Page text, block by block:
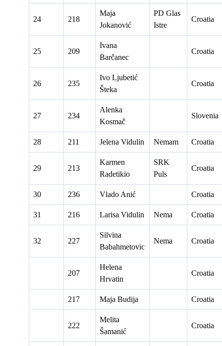
24 218
Maja
Jokanović
PD Glas
Istre
Croatia
25 209
Ivana
Barčanec
Croatia
26 235
Ivo Ljubetić
Šteka
Croatia
27 234
Alenka
Kosmač
Slovenia
28 211 Jelena Vidulin Nemam Croatia
29 213
Karmen
Radetikio
SRK
Puls
Croatia
30 236 Vlado Anić Croatia
31 216 Larisa Vidulin Nema Croatia
32 227
Silvina
Babahmetovic
Nema Croatia
207
Helena
Hrvatin
Croatia
217 Maja Budija Croatia
222
Melita
Šamanić
Croatia